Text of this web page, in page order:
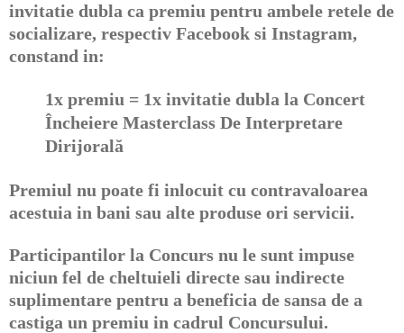
invitatie dubla ca premiu pentru ambele retele de
socializare, respectiv Facebook si Instagram,
constand in:
1x premiu = 1x invitatie dubla la Concert
Încheiere Masterclass De Interpretare
Dirijorală
Premiul nu poate fi inlocuit cu contravaloarea
acestuia in bani sau alte produse ori servicii.
Participantilor la Concurs nu le sunt impuse
niciun fel de cheltuieli directe sau indirecte
suplimentare pentru a beneficia de sansa de a
castiga un premiu in cadrul Concursului.